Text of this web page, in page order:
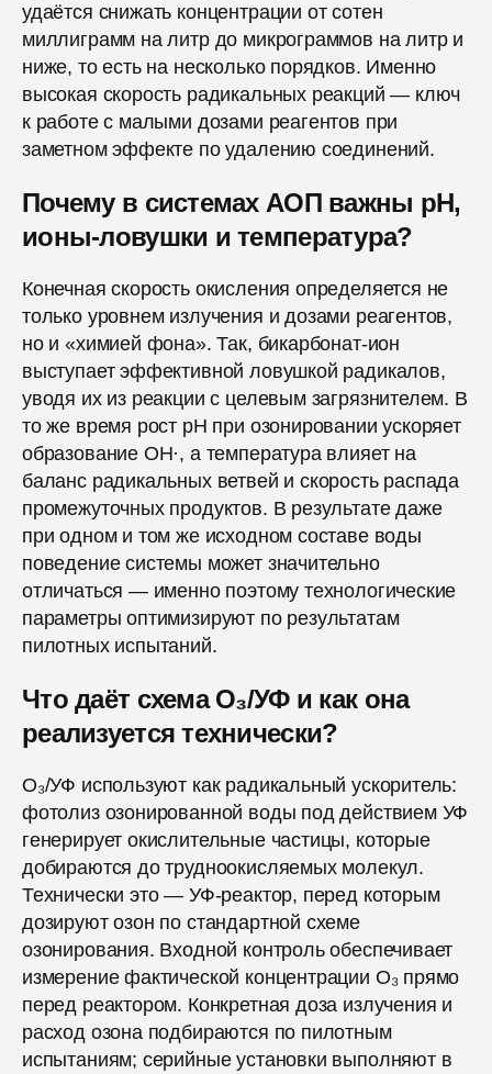
удаётся снижать концентрации от сотен
миллиграмм на литр до микрограммов на литр и
ниже, то есть на несколько порядков. Именно
высокая скорость радикальных реакций — ключ
к работе с малыми дозами реагентов при
заметном эффекте по удалению соединений.
Почему в системах АОП важны pH,
ионы-ловушки и температура?
Конечная скорость окисления определяется не
только уровнем излучения и дозами реагентов,
но и «химией фона». Так, бикарбонат-ион
выступает эффективной ловушкой радикалов,
уводя их из реакции с целевым загрязнителем. В
то же время рост pH при озонировании ускоряет
образование ОН·, а температура влияет на
баланс радикальных ветвей и скорость распада
промежуточных продуктов. В результате даже
при одном и том же исходном составе воды
поведение системы может значительно
отличаться — именно поэтому технологические
параметры оптимизируют по результатам
пилотных испытаний.
Что даёт схема O₃/УФ и как она
реализуется технически?
O₃/УФ используют как радикальный ускоритель:
фотолиз озонированной воды под действием УФ
генерирует окислительные частицы, которые
добираются до трудноокисляемых молекул.
Технически это — УФ-реактор, перед которым
дозируют озон по стандартной схеме
озонирования. Входной контроль обеспечивает
измерение фактической концентрации O₃ прямо
перед реактором. Конкретная доза излучения и
расход озона подбираются по пилотным
испытаниям; серийные установки выполняют в